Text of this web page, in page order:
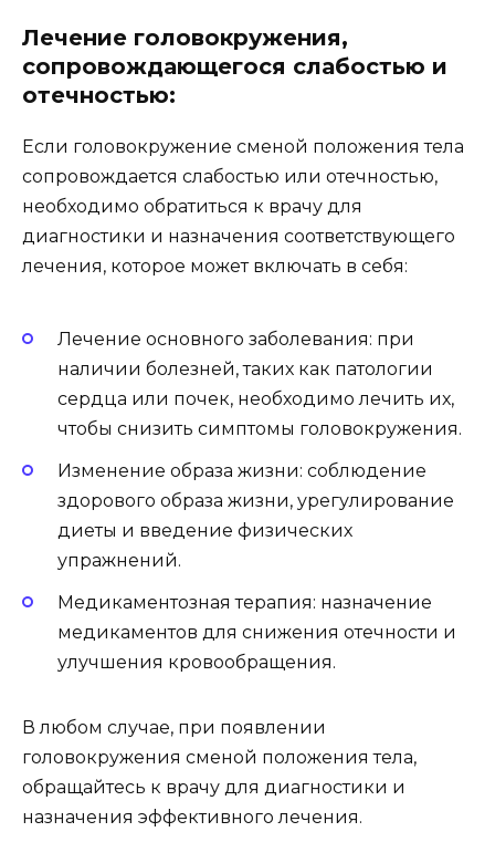
Лечение головокружения,
сопровождающегося слабостью и
отечностью:
Если головокружение сменой положения тела
сопровождается слабостью или отечностью,
необходимо обратиться к врачу для
диагностики и назначения соответствующего
лечения, которое может включать в себя:
Лечение основного заболевания: при
наличии болезней, таких как патологии
сердца или почек, необходимо лечить их,
чтобы снизить симптомы головокружения.
Изменение образа жизни: соблюдение
здорового образа жизни, урегулирование
диеты и введение физических
упражнений.
Медикаментозная терапия: назначение
медикаментов для снижения отечности и
улучшения кровообращения.
В любом случае, при появлении
головокружения сменой положения тела,
обращайтесь к врачу для диагностики и
назначения эффективного лечения.